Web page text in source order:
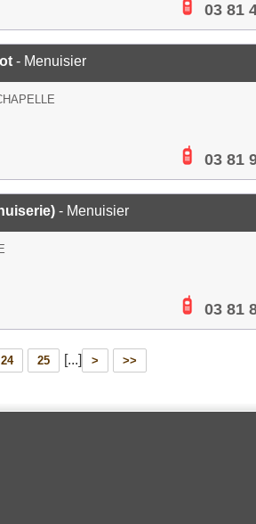
03 81
- Menuisier
03 81
- Menuisier
03 81
24 25 [...] > >>